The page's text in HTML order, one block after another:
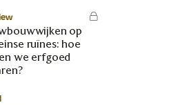
op
ruïnes: hoe
we erfgoed